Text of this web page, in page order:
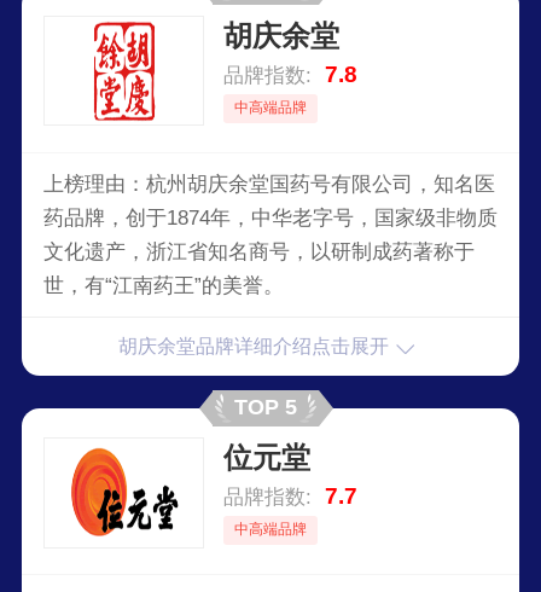
胡庆余堂
品牌指数: 7.8
中高端品牌
上榜理由：杭州胡庆余堂国药号有限公司，知名医
药品牌，创于1874年，中华老字号，国家级非物质
文化遗产，浙江省知名商号，以研制成药著称于
世，有“江南药王”的美誉。
胡庆余堂品牌详细介绍点击展开
TOP 5
位元堂
品牌指数: 7.7
中高端品牌